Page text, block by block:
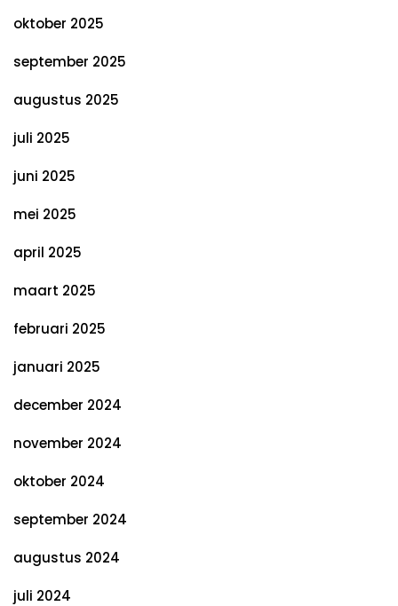
oktober 2025
september 2025
augustus 2025
juli 2025
juni 2025
mei 2025
april 2025
maart 2025
februari 2025
januari 2025
december 2024
november 2024
oktober 2024
september 2024
augustus 2024
juli 2024